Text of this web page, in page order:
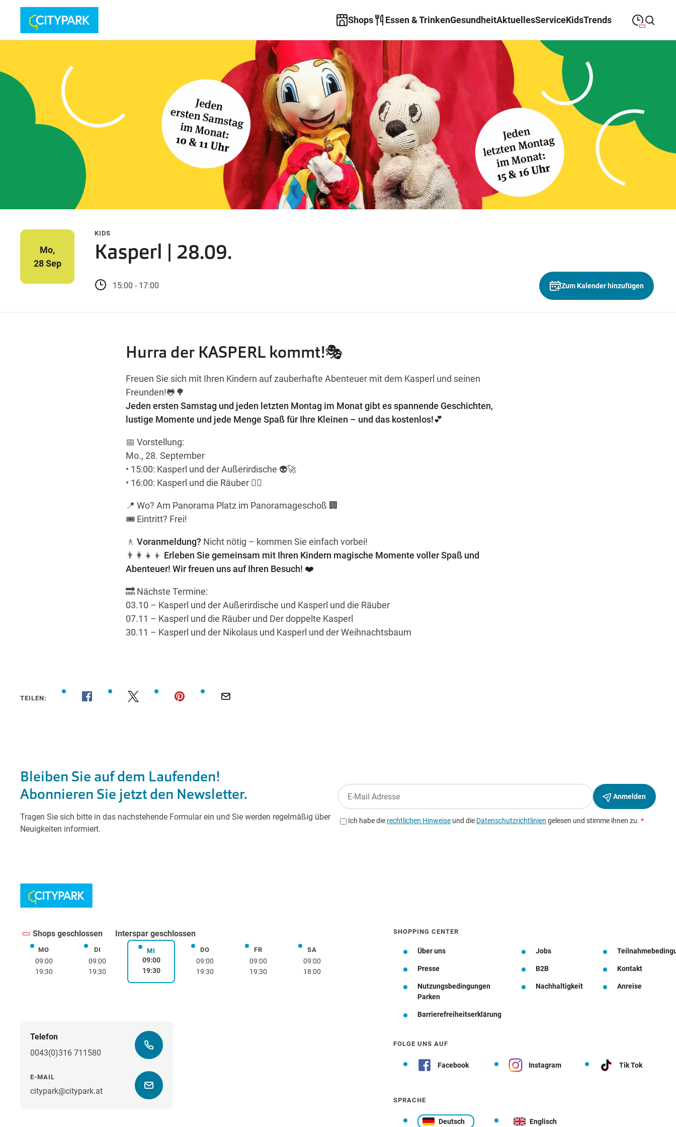
Shops Essen & TrinkenGesundheitAktuellesServiceKidsTrends
Suche schließen Montag
MONTAG
Dienstag
DIENSTAG
Mittwoch
MITTWOCH 09:00—19:30
Donnerstag
DONNERSTAG 19:30
Freitag
FREITAG
Samstag
SAMSTAG
Mo,
28 Sep
KIDS
Kasperl | 28.09.
Zum Kalender hinzufügen
15:00 - 17:00
Hurra der KASPERL kommt!🎭
Freuen Sie sich mit Ihren Kindern auf zauberhafte Abenteuer mit dem Kasperl und seinen
Freunden!🐸🌳
Jeden ersten Samstag und jeden letzten Montag im Monat gibt es spannende Geschichten,
lustige Momente und jede Menge Spaß für Ihre Kleinen – und das kostenlos!💕
📅 Vorstellung:
Mo., 28. September
• 15:00: Kasperl und der Außerirdische 👽🚀
• 16:00: Kasperl und die Räuber 🏴‍☠️
📍 Wo? Am Panorama Platz im Panoramageschoß 🏢
🎟️ Eintritt? Frei!
🚶 Voranmeldung? Nicht nötig – kommen Sie einfach vorbei!
👨‍👩‍👧‍👦 Erleben Sie gemeinsam mit Ihren Kindern magische Momente voller Spaß und
Abenteuer! Wir freuen uns auf Ihren Besuch! ❤️
🔜 Nächste Termine:
03.10 – Kasperl und der Außerirdische und Kasperl und die Räuber
07.11 – Kasperl und die Räuber und Der doppelte Kasperl
30.11 – Kasperl und der Nikolaus und Kasperl und der Weihnachtsbaum
TEILEN:
Shops geschlossen Interspar geschlossen
MOMontag
09:00
19:30
DIDienstag
09:00
19:30
MIMittwoch
09:00
19:30
DODonnerstag
09:00
19:30
FRFreitag
09:00
19:30
SASamstag
09:00
18:00
Telefon
0043(0)316 711580
E-MAIL
citypark@citypark.at
SHOPPING CENTER
Über uns Jobs
Presse B2B Kontakt
Nutzungsbedingungen
Parken
Nachhaltigkeit Anreise
Barrierefreiheitserklärung
FOLGE UNS AUF
Facebook Instagram Tik Tok
SPRACHE
Deutsch Englisch